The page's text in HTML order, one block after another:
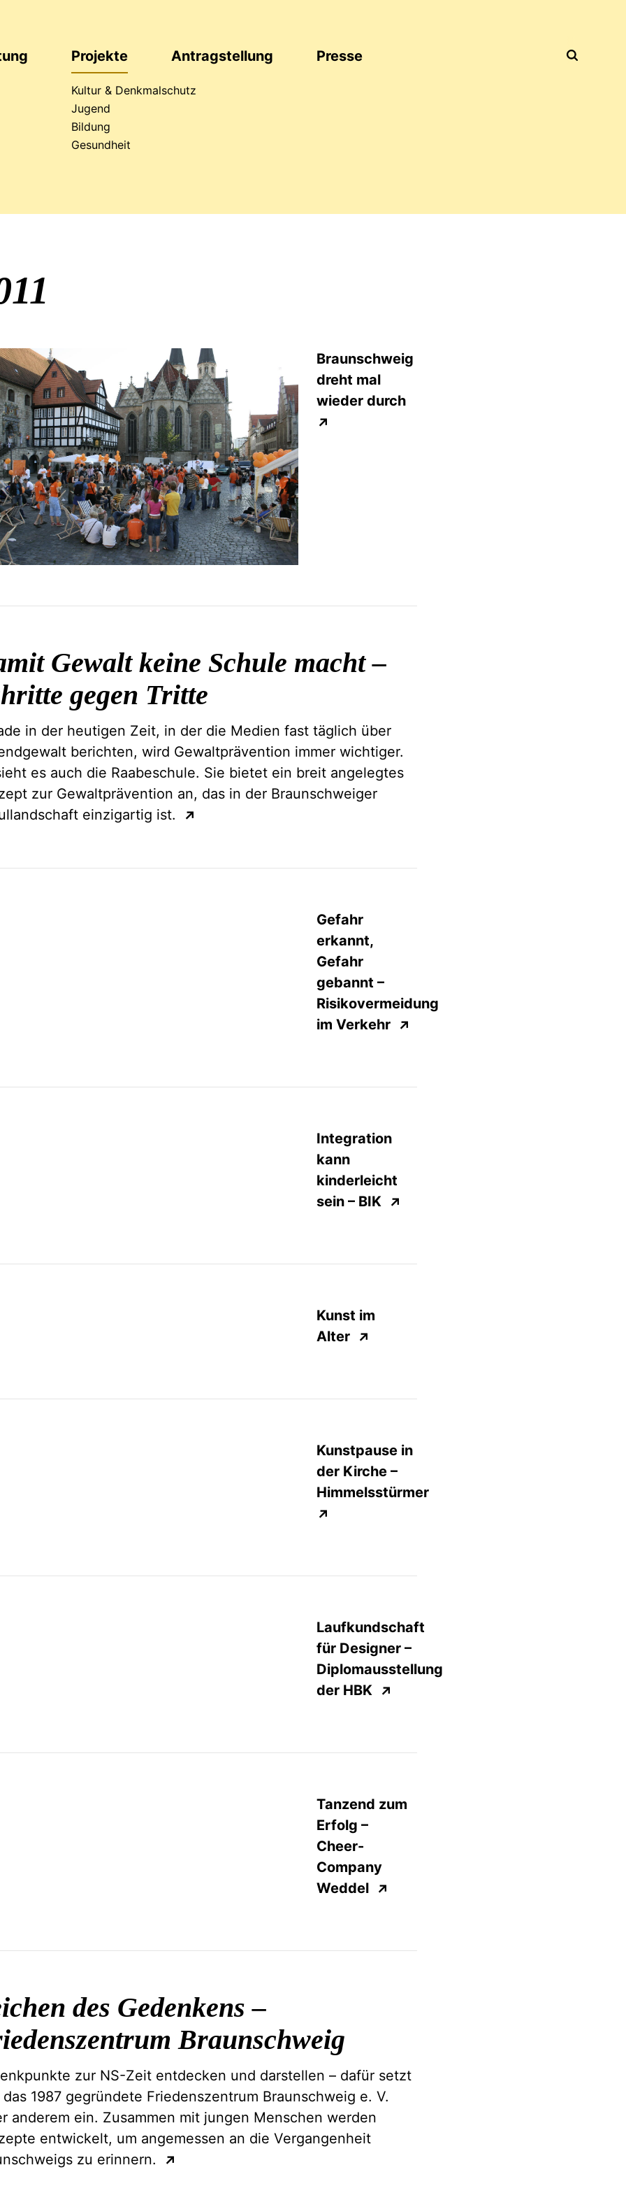
Projekte
Kultur & Denkmalschutz
Jugend
Bildung
Gesundheit
Antragstellung Presse
Braunschweig
dreht mal
wieder durch
↗
Gewalt keine Schule macht –
gegen Tritte
in der heutigen Zeit, in der die Medien fast täglich über
berichten, wird Gewaltprävention immer wichtiger.
es auch die Raabeschule. Sie bietet ein breit angelegtes
zur Gewaltprävention an, das in der Braunschweiger
einzigartig ist.
↗
Gefahr
erkannt,
Gefahr
gebannt –
Risikovermeidung
im Verkehr ↗
Integration
kann
kinderleicht
sein – BIK ↗
Kunst im
Alter ↗
Kunstpause in
der Kirche –
Himmelsstürmer
↗
Laufkundschaft
für Designer –
Diplomausstellung
der HBK ↗
Tanzend zum
Erfolg –
Cheer-
Company
Weddel ↗
des Gedenkens –
Braunschweig
zur NS-Zeit entdecken und darstellen – dafür setzt
1987 gegründete Friedenszentrum Braunschweig e. V.
anderem ein. Zusammen mit jungen Menschen werden
entwickelt, um angemessen an die Vergangenheit
zu erinnern.
↗